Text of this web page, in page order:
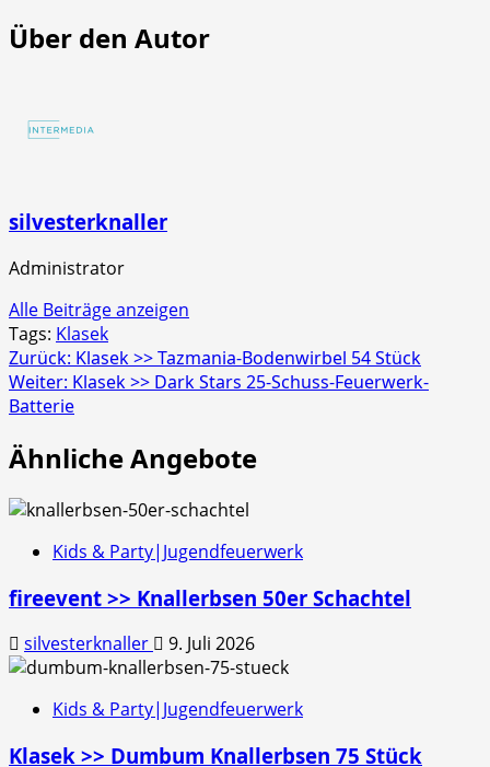
Über den Autor
silvesterknaller
Administrator
Alle Beiträge anzeigen
Tags: Klasek
Beitragsnavigation
Zurück: Klasek >> Tazmania-Bodenwirbel 54 Stück
Weiter: Klasek >> Dark Stars 25-Schuss-Feuerwerk-
Batterie
Ähnliche Angebote
Kids & Party|Jugendfeuerwerk
fireevent >> Knallerbsen 50er Schachtel
silvesterknaller 9. Juli 2026
Kids & Party|Jugendfeuerwerk
Klasek >> Dumbum Knallerbsen 75 Stück